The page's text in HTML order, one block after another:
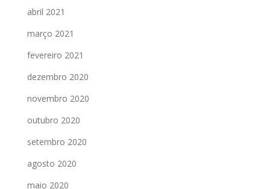
abril 2021
março 2021
fevereiro 2021
dezembro 2020
novembro 2020
outubro 2020
setembro 2020
agosto 2020
maio 2020